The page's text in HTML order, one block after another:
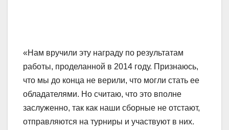
«Нам вручили эту награду по результатам
работы, проделанной в 2014 году. Признаюсь,
что мы до конца не верили, что могли стать ее
обладателями. Но считаю, что это вполне
заслуженно, так как наши сборные не отстают,
отправляются на турниры и участвуют в них.